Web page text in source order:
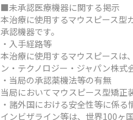
■未承認医療機器に関する掲示
本治療に使用するマウスピース型
承認機器です。
・入手経路等
本治療に使用するマウスピースは
ン・テクノロジー・ジャパン株式
・当局の承認薬機法等の有無
当局においてマウスピース型矯正
・諸外国における安全性等に係る
インビザライン等は、世界100ヶ